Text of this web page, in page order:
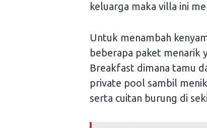
keluarga maka villa ini
Untuk menambah
beberapa paket menarik
Breakfast dimana tamu
private pool sambil
serta cuitan burung di